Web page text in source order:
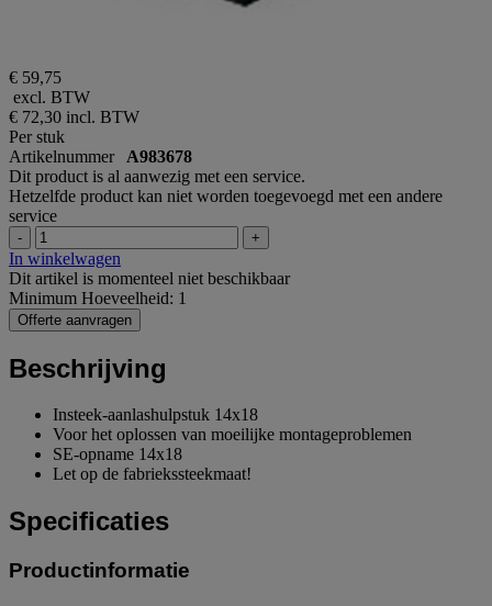
€ 59,75
excl. BTW
€ 72,30 incl. BTW
Per stuk
Artikelnummer A983678
Dit product is al aanwezig met een service.
Hetzelfde product kan niet worden toegevoegd met een andere
service
- +
In winkelwagen
Dit artikel is momenteel niet beschikbaar
Minimum Hoeveelheid: 1
Offerte aanvragen
Beschrijving
Insteek-aanlashulpstuk 14x18
Voor het oplossen van moeilijke montageproblemen
SE-opname 14x18
Let op de fabriekssteekmaat!
Specificaties
Productinformatie